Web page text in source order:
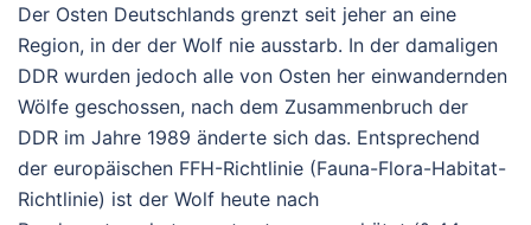
Der Osten Deutschlands grenzt seit jeher an eine
Region, in der der Wolf nie ausstarb. In der damaligen
DDR wurden jedoch alle von Osten her einwandernden
Wölfe geschossen, nach dem Zusammenbruch der
DDR im Jahre 1989 änderte sich das. Entsprechend
der europäischen FFH-Richtlinie (Fauna-Flora-Habitat-
Richtlinie) ist der Wolf heute nach